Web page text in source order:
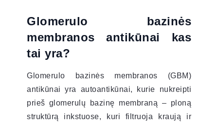
Glomerulo bazinės
membranos antikūnai kas
tai yra?
Glomerulo bazinės membranos (GBM)
antikūnai yra autoantikūnai, kurie nukreipti
prieš glomerulų bazinę membraną – ploną
struktūrą inkstuose, kuri filtruoja kraują ir